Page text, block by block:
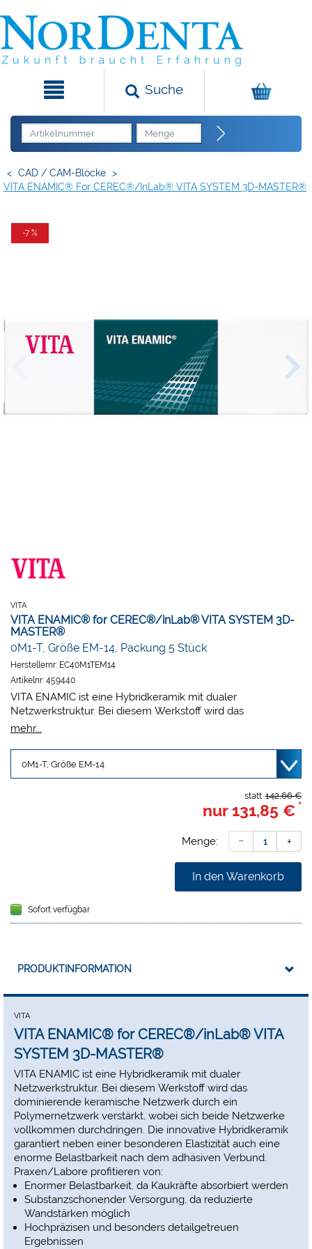
Suche
< CAD / CAM-Blöcke >
VITA ENAMIC® For CEREC®/inLab® VITA SYSTEM 3D-MASTER®
-7 %
VITA
VITA ENAMIC® for CEREC®/inLab® VITA SYSTEM 3D-
MASTER®
0M1-T, Größe EM-14, Packung 5 Stück
Herstellernr: EC40M1TEM14
Artikelnr: 459440
VITA ENAMIC ist eine Hybridkeramik mit dualer
Netzwerkstruktur. Bei diesem Werkstoff wird das
dominierende keramische Netzwerk durch ein
vollkommen durchdringen. Die innovative Hybridkeramik
garantiert neben einer besonderen Elastizität auch eine
enorme Belastbarkeit nach dem adhäsiven Verbund.
Enormer Belastbarkeit, da Kaukräfte absorbiert werden
Substanzschonender Versorgung, da reduzierte
Hochpräzisen und besonders detailgetreuen Ergebnissen
Schneller und wirtschaftlicher CAM-Fertigung
Besonders zahnähnlichen Materialeigenschaften
Für minimalinvasive Rekonstruktionen sowie
Seitenzahnkronen
Non-Prep-Veneer/Tabletop
Implantatgetragene Krone
VITA ENAMIC wird in den Geometrien EM-14 (12 x 14 x 18
mm) und EM-10 (8 x 10 x 12 mm) angeboten. Farbangebot:
VITA ENAMIC ist in den Transluzenzstufen HT (high
translucent), T (translucent) sowie ST (super translucent) und
jeweils in den fünf VITA SYSTEM 3D-MASTER Farben 0M1,
1M1, 1M2, 2M2 und 3M2 erhältlich.
Größe EM-14:12 x 14 x 18 mm,
Größe EM-10:8 x 10 x 12 mm.
Hinweis:Größe EM-10 ist nur in HT erhältlich.
mehr...
142,66 €
statt
nur 131,85 € *
Menge:
In den Warenkorb
Sofort verfügbar
PRODUKTINFORMATION
VITA
VITA ENAMIC® for CEREC®/inLab® VITA
SYSTEM 3D-MASTER®
VITA ENAMIC ist eine Hybridkeramik mit dualer
Netzwerkstruktur. Bei diesem Werkstoff wird das
dominierende keramische Netzwerk durch ein
Polymernetzwerk verstärkt, wobei sich beide Netzwerke
vollkommen durchdringen. Die innovative Hybridkeramik
garantiert neben einer besonderen Elastizität auch eine
enorme Belastbarkeit nach dem adhäsiven Verbund.
Praxen/Labore profitieren von:
Enormer Belastbarkeit, da Kaukräfte absorbiert werden
Substanzschonender Versorgung, da reduzierte
Wandstärken möglich
Hochpräzisen und besonders detailgetreuen
Ergebnissen